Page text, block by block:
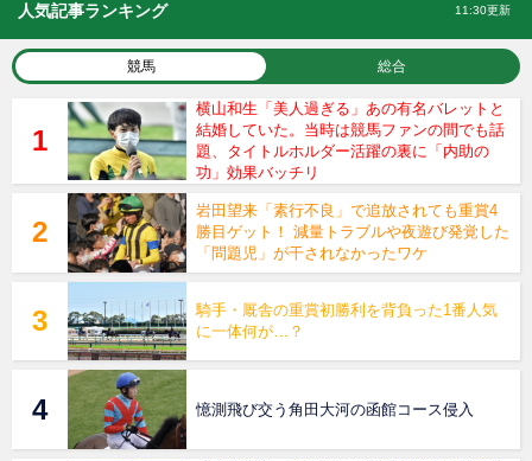
人気記事ランキング 11:30更新
競馬 総合
横山和生「美人過ぎる」あの有名バレットと
結婚していた。当時は競馬ファンの間でも話
題、タイトルホルダー活躍の裏に「内助の
功」効果バッチリ
岩田望来「素行不良」で追放されても重賞4
勝目ゲット！ 減量トラブルや夜遊び発覚した
「問題児」が干されなかったワケ
騎手・厩舎の重賞初勝利を背負った1番人気
に一体何が…？
憶測飛び交う角田大河の函館コース侵入